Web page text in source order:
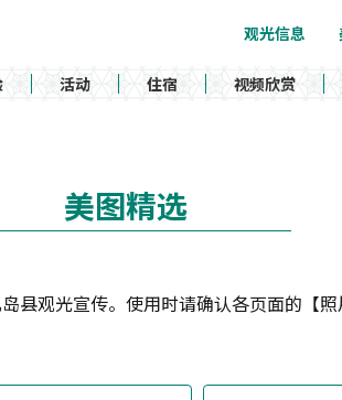
观光信息
活动 住宿 视频欣赏
美图精选
县观光宣传。使用时请确认各页面的【照